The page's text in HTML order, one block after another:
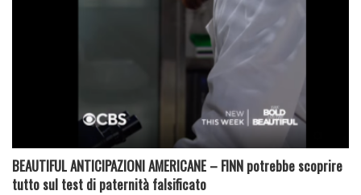
BEAUTIFUL ANTICIPAZIONI AMERICANE – FINN potrebbe scoprire
tutto sul test di paternità falsificato